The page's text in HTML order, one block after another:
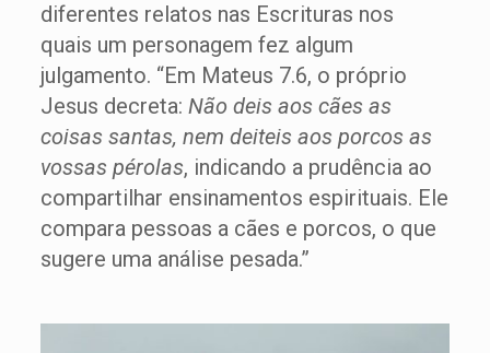
diferentes relatos nas Escrituras nos
quais um personagem fez algum
julgamento. “Em Mateus 7.6, o próprio
Jesus decreta: Não deis aos cães as
coisas santas, nem deiteis aos porcos as
vossas pérolas, indicando a prudência ao
compartilhar ensinamentos espirituais. Ele
compara pessoas a cães e porcos, o que
sugere uma análise pesada.”